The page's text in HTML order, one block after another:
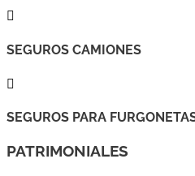

SEGUROS CAMIONES

SEGUROS PARA
PATRIMONIALES